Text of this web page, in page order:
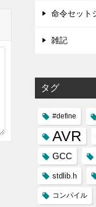
命令セット
雑記
タグ
#define
AVR
GCC
stdlib.h
コンパイル